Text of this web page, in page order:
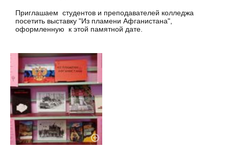
Приглашаем студентов и преподавателей колледжа
посетить выставку "Из пламени Афганистана",
оформленную к этой памятной дате.